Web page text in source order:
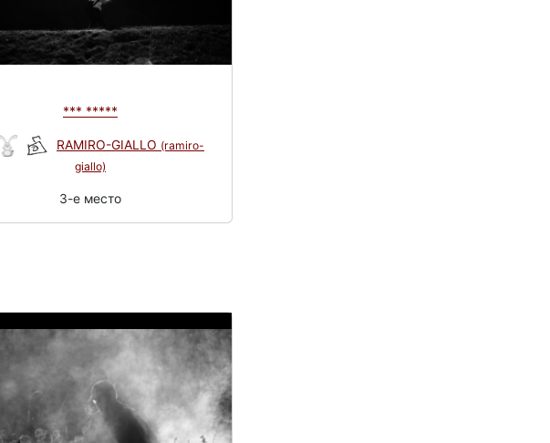
*** *****
RAMIRO-GIALLO (ramiro-
giallo)
3-e место